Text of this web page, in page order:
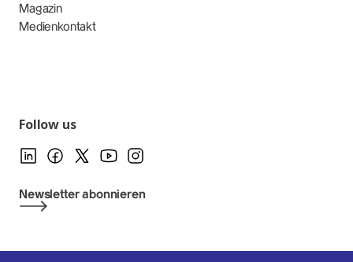
Magazin
Medienkontakt
Follow us
Newsletter abonnieren